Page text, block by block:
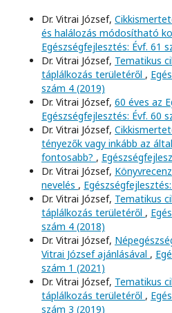
Dr. Vitrai József,
és halálozás módosítható
Egészségfejlesztés: Évf. 61
Dr. Vitrai József, Tematikus
táplálkozás területéről ,
szám 4 (2019)
Dr. Vitrai József, 60 éves az
Egészségfejlesztés: Évf. 60
Dr. Vitrai József,
tényezők vagy inkább az
fontosabb? ,
Dr. Vitrai József,
nevelés ,
Dr. Vitrai József, Tematikus
táplálkozás területéről ,
szám 4 (2018)
Dr. Vitrai József,
Vitrai József ajánlásával ,
szám 1 (2021)
Dr. Vitrai József, Tematikus
táplálkozás területéről ,
szám 3 (2019)